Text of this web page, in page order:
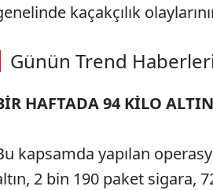
kaçakçılık
Günün Trend
HAFTADA 94 KİLO ALTIN
kapsamda yapılan
2 bin 190 paket sigara,